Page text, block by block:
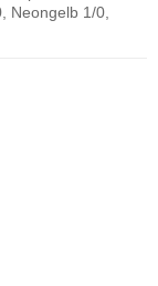
Neongelb 1/0,